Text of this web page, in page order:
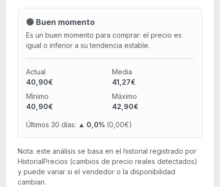
🟢 Buen momento
Es un buen momento para comprar: el precio es
igual o inferior a su tendencia estable.
Actual
40,90€
Media
41,27€
Mínimo
40,90€
Máximo
42,90€
Últimos 30 días: ▲ 0,0% (0,00€)
Nota: este análisis se basa en el historial registrado por
HistorialPrecios (cambios de precio reales detectados)
y puede variar si el vendedor o la disponibilidad
cambian.